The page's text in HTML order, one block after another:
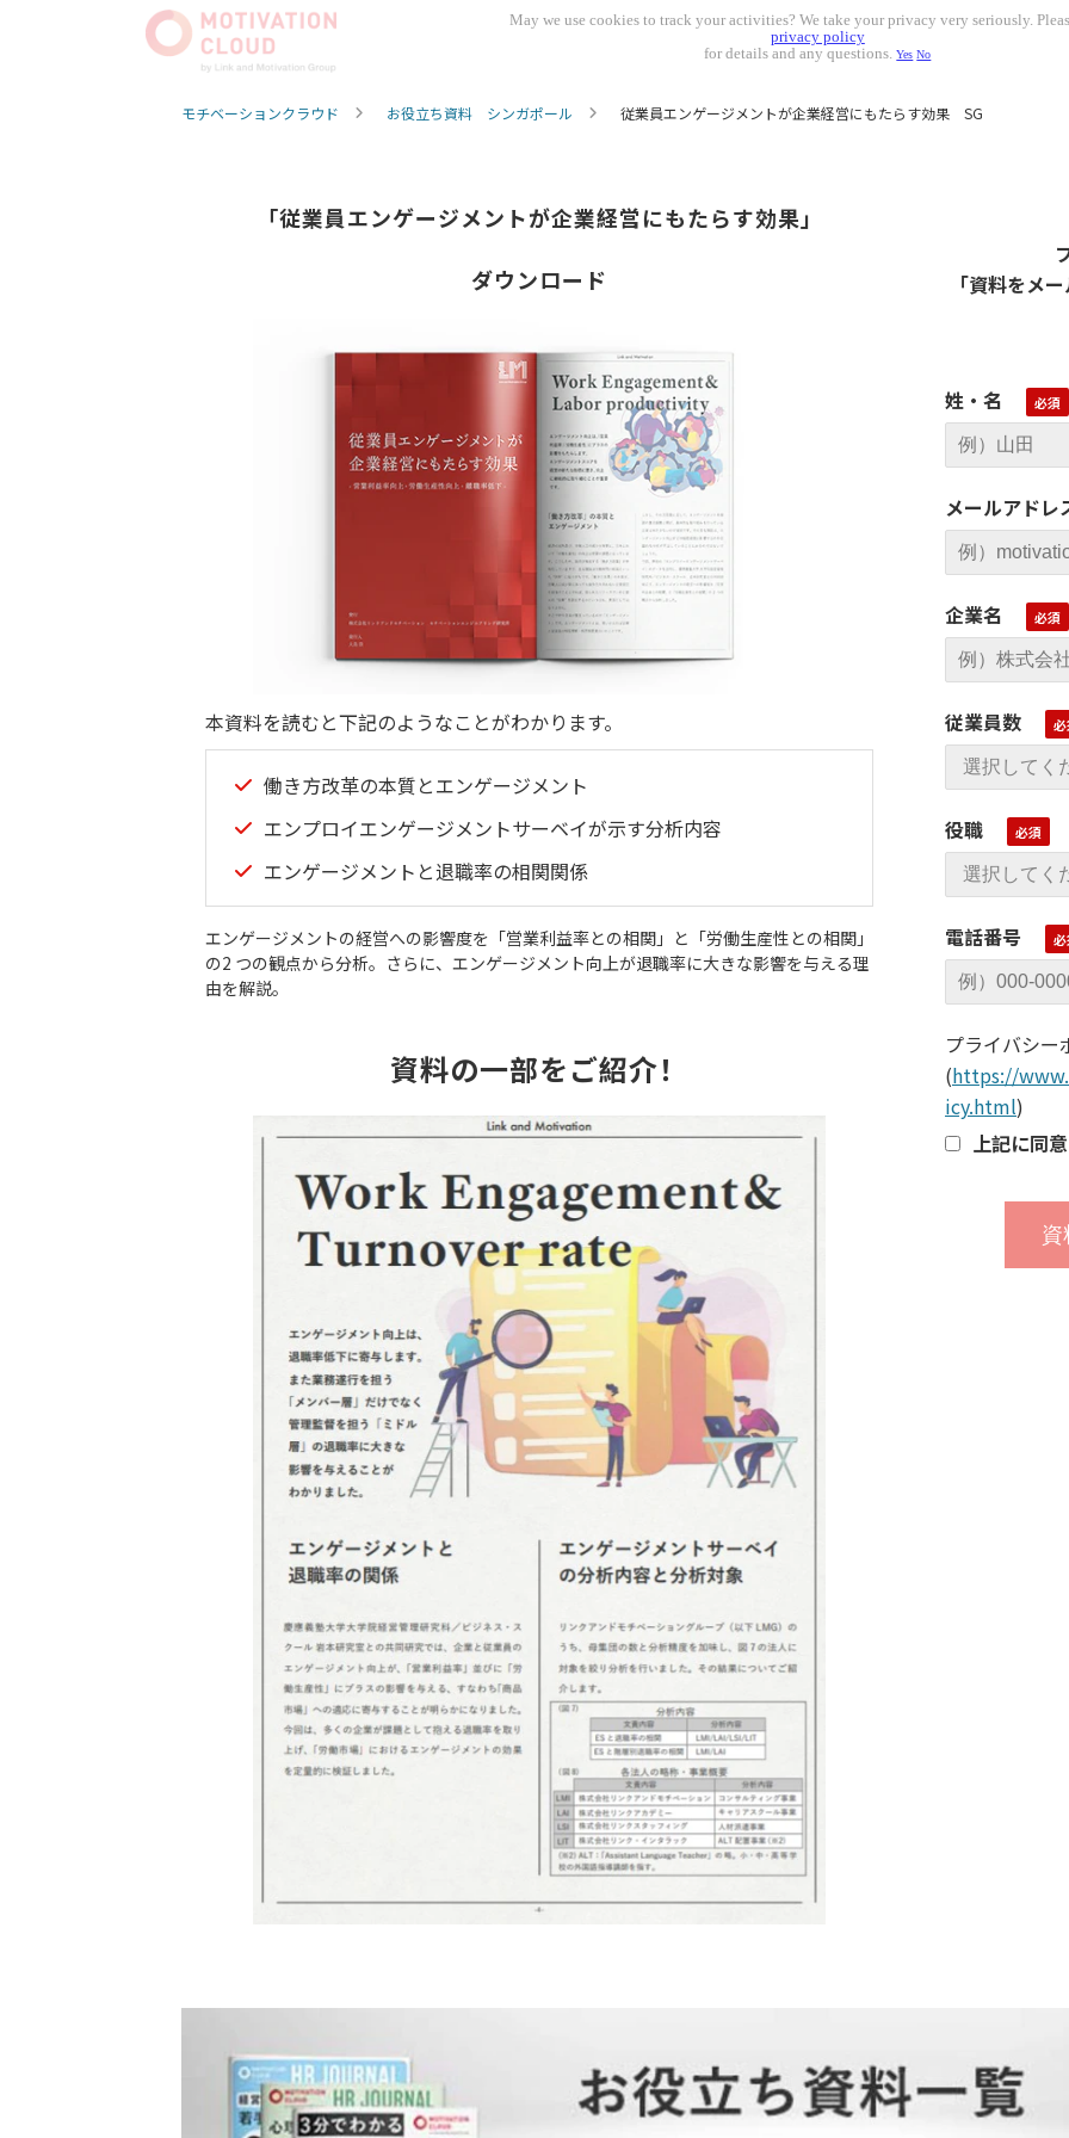
モチベーションクラウド お役立ち資料 シンガポール 従業員エンゲージメントが企業経営にもたらす効果 SG
「従業員エンゲージメントが企業経営にもたらす効果」
ダウンロード
本資料を読むと下記のようなことがわかります。
働き方改革の本質とエンゲージメント
エンプロイエンゲージメントサーベイが示す分析内容
エンゲージメントと退職率の相関関係
エンゲージメントの経営への影響度を「営業利益率との相関」と「労働生産性との相関」
の2 つの観点から分析。さらに、エンゲージメント向上が退職率に大きな影響を与える理
由を解説。
資料の一部をご紹介！
「資料をメ
姓・名
メールアドレ
企業名
従業員数
役職
電話番号
プライバシー
(https://
icy.html)
上記に同
May we use cookies to track your activities? We take your privacy very seriously.
privacy policy
for details and any questions.Yes No